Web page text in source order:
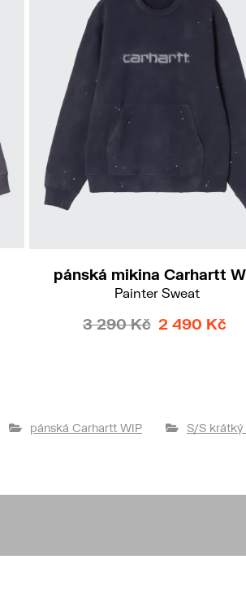
pánská mikina Carhartt
Painter Sweat
3 290 Kč 2 490 Kč
pánská Carhartt WIP S/S krátký